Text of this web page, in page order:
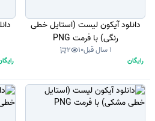
دانلود آیکون لیست (استایل خطی
رنگی) با فرمت PNG
1 سال قبل 10
2
رایگان